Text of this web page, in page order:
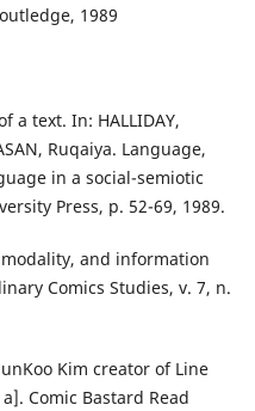
1989
a text. In: HALLIDAY,
Ruqaiya. Language,
in a social-semiotic
Press, p. 52-69, 1989.
and information
Comics Studies, v. 7, n.
Kim creator of Line
Comic Bastard Read